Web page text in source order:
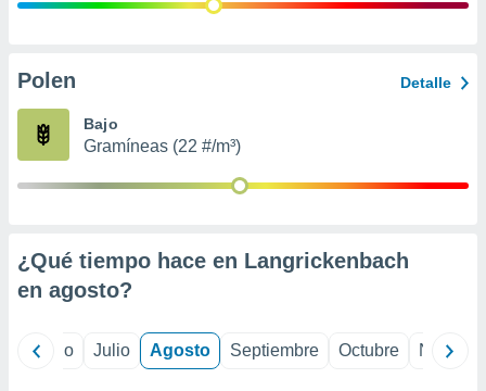
e
publicidad
Polen Detalle
Bajo
Gramíneas (22 #/m³)
¿Qué tiempo hace en Langrickenbach
en agosto?
Junio Julio Agosto Septiembre Octubre